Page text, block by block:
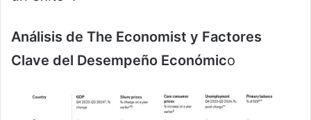
Análisis de The Economist y Factores
Clave del Desempeño Económico